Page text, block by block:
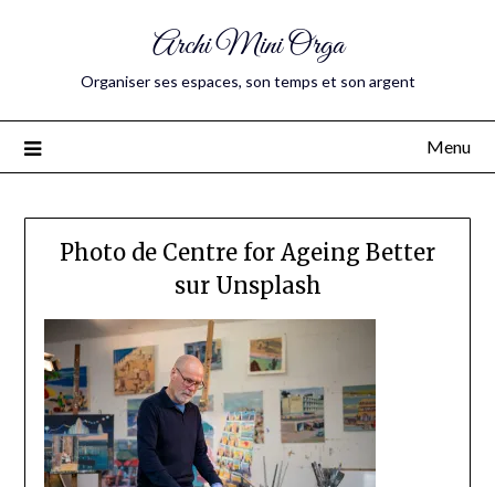
Archi Mini Orga
Organiser ses espaces, son temps et son argent
Menu
Photo de Centre for Ageing Better
sur Unsplash